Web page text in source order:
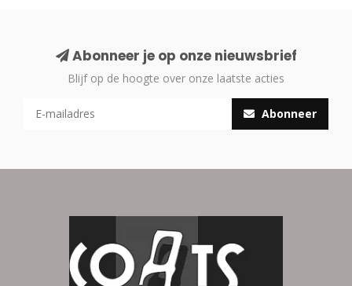
Abonneer je op onze nieuwsbrief
Blijf op de hoogte over onze laatste acties
Abonneer